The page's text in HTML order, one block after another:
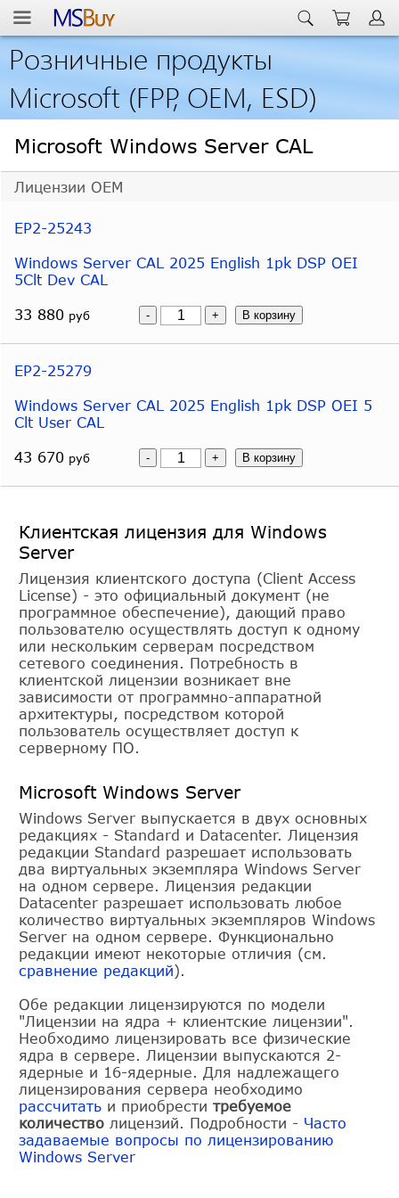
Розничные продукты
Microsoft (FPP, OEM, ESD)
Microsoft Windows Server CAL
Лицензии OEM
EP2-25243
Windows Server CAL 2025 English 1pk DSP OEI
5Clt Dev CAL
33 880 руб
EP2-25279
Windows Server CAL 2025 English 1pk DSP OEI 5
Clt User CAL
43 670 руб
Клиентская лицензия для Windows
Server
Лицензия клиентского доступа (Client Access
License) - это официальный документ (не
программное обеспечение), дающий право
пользователю осуществлять доступ к одному
или нескольким серверам посредством
сетевого соединения. Потребность в
клиентской лицензии возникает вне
зависимости от программно-аппаратной
архитектуры, посредством которой
пользователь осуществляет доступ к
серверному ПО.
Microsoft Windows Server
Windows Server выпускается в двух основных
редакциях - Standard и Datacenter. Лицензия
редакции Standard разрешает использовать
два виртуальных экземпляра Windows Server
на одном сервере. Лицензия редакции
Datacenter разрешает использовать любое
количество виртуальных экземпляров Windows
Server на одном сервере. Функционально
редакции имеют некоторые отличия (см.
сравнение редакций).
Обе редакции лицензируются по модели
"Лицензии на ядра + клиентские лицензии".
Необходимо лицензировать все физические
ядра в сервере. Лицензии выпускаются 2-
ядерные и 16-ядерные. Для надлежащего
лицензирования сервера необходимо
рассчитать и приобрести требуемое
количество лицензий. Подробности - Часто
задаваемые вопросы по лицензированию
Windows Server